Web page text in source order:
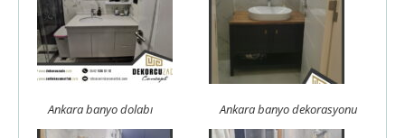
Ankara banyo dolabı Ankara banyo dekorasyonu